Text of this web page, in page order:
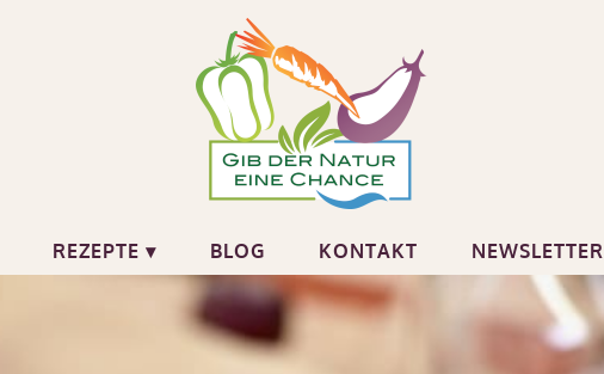
REZEPTE ▾ BLOG KONTAKT NEWSLETTER